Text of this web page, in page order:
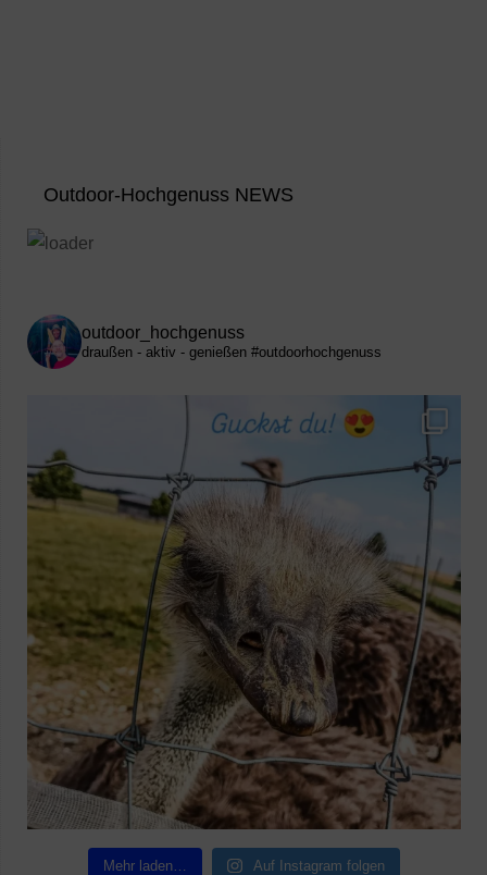
Outdoor-Hochgenuss NEWS
outdoor_hochgenuss
draußen - aktiv - genießen #outdoorhochgenuss
Mehr laden… Auf Instagram folgen